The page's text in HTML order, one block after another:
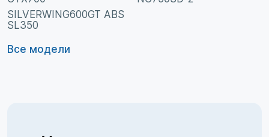
SILVERWING600GT ABS
SL350
Все модели